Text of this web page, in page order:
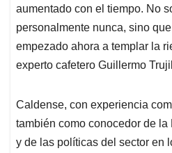
p
p
o
k
I
n
s
aumentado con el tiempo. No
personalmente nunca, sino
empezado ahora a templar la
experto cafetero Guillermo
Caldense, con experiencia
también como conocedor de
y de las políticas del sector en